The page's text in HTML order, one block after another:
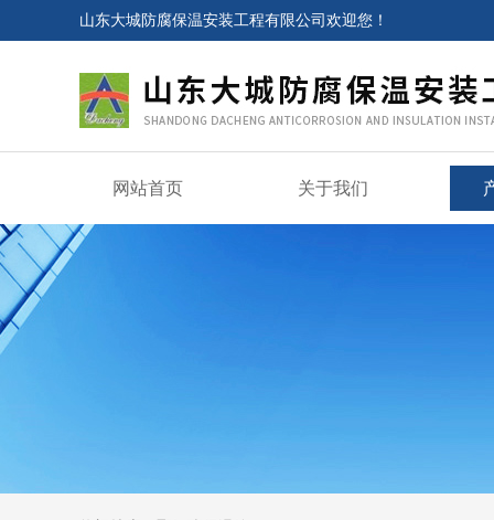
山东大城防腐保温安装工程有限公司欢迎您！
网站首页 关于我们